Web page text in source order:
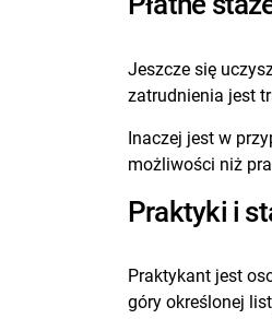
Jeszcze się
zatrudnienia jest
Inaczej jest w
możliwości niż
Praktyki i
Praktykant jest
góry określonej